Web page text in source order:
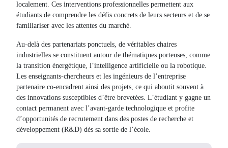
localement. Ces interventions professionnelles permettent aux
étudiants de comprendre les défis concrets de leurs secteurs et de se
familiariser avec les attentes du marché.
Au-delà des partenariats ponctuels, de véritables chaires
industrielles se constituent autour de thématiques porteuses, comme
la transition énergétique, l’intelligence artificielle ou la robotique.
Les enseignants-chercheurs et les ingénieurs de l’entreprise
partenaire co-encadrent ainsi des projets, ce qui aboutit souvent à
des innovations susceptibles d’être brevetées. L’étudiant y gagne un
contact permanent avec l’avant-garde technologique et profite
d’opportunités de recrutement dans des postes de recherche et
développement (R&D) dès sa sortie de l’école.